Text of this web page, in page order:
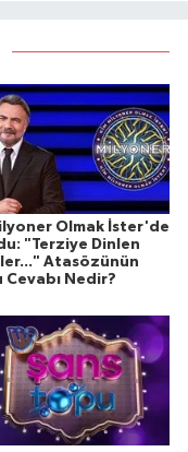
Olmak İster'de
"Terziye Dinlen
Atasözünün
Cevabı Nedir?